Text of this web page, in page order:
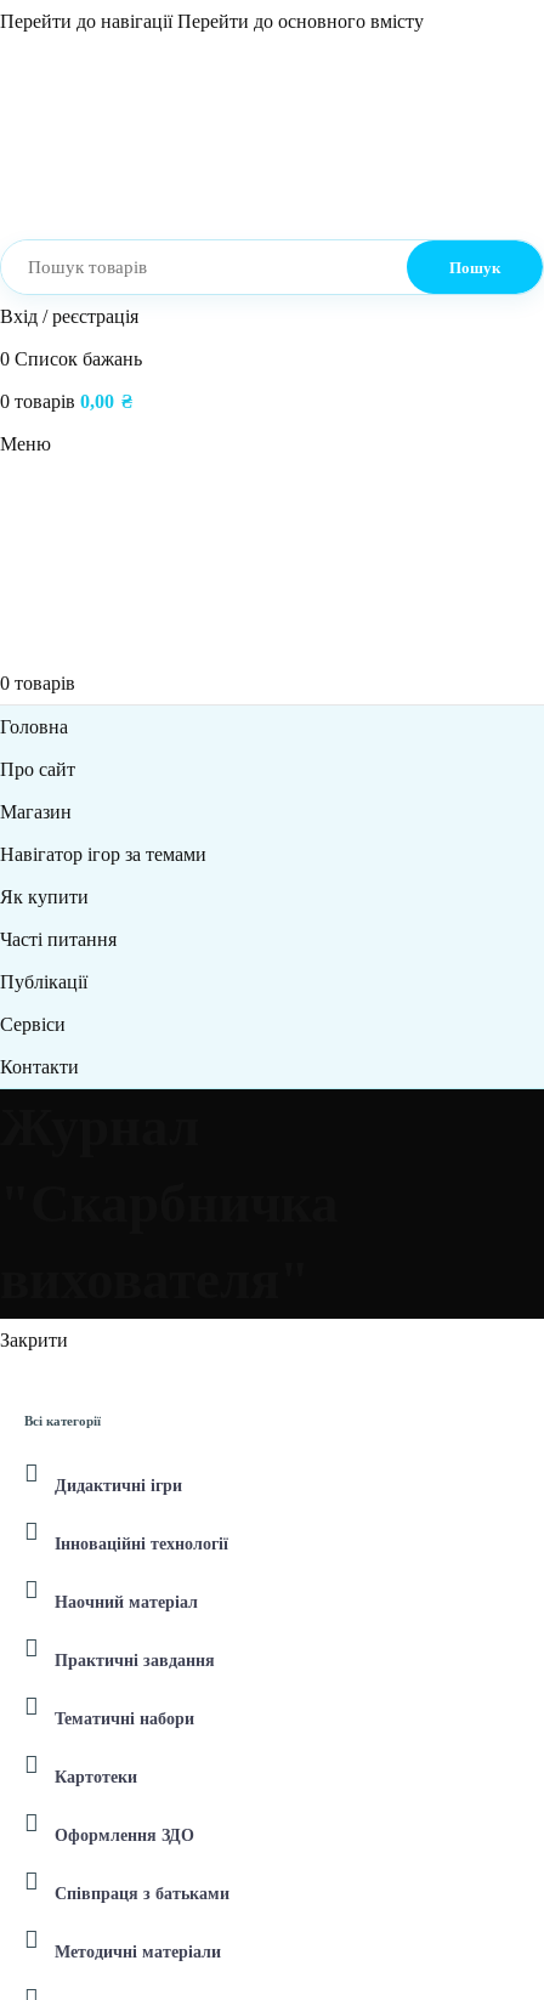
Перейти до навігаціїПерейти до основного вмісту
Пошук
Вхід / реєстрація
0 Список бажань
0 товарів 0,00 ₴
Меню
0 товарів
Головна
Про сайт
Магазин
Навігатор ігор за темами
Як купити
Часті питання
Публікації
Сервіси
Контакти
Закрити
Всі категорії
Дидактичні ігри
Інноваційні технології
Наочний матеріал
Практичні завдання
Тематичні набори
Картотеки
Оформлення ЗДО
Співпраця з батьками
Методичні матеріали